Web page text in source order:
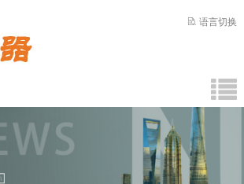
语言切换